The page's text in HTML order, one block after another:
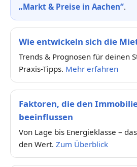
„Markt & Preise in Aachen“.
Wie entwickeln sich die
Trends & Prognosen für deinen
Praxis-Tipps. Mehr erfahren
Faktoren, die den
beeinflussen
Von Lage bis Energieklasse –
den Wert. Zum Überblick